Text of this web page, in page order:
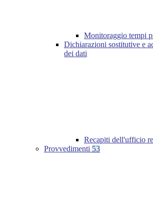
Monitoraggio tempi
Dichiarazioni sostitutive e
dei dati
Recapiti dell'ufficio
Provvedimenti 53